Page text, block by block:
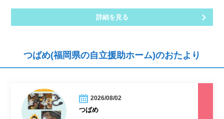
詳細を見る
つばめ(福岡県の自立援助ホーム)のおたより
2026/08/02
つばめ